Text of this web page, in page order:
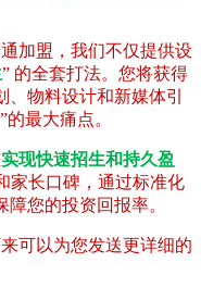
加盟，我们不仅提供设
” 的全套打法。您将获得
物料设计和新媒体引
最大痛点。
实现快速招生和持久盈
家长口碑，通过标准化
您的投资回报率。
可以为您发送更详细的